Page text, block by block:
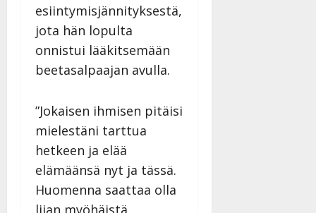
esiintymisjännityksestä,
jota hän lopulta
onnistui lääkitsemään
beetasalpaajan avulla.
”Jokaisen ihmisen pitäisi
mielestäni tarttua
hetkeen ja elää
elämäänsä nyt ja tässä.
Huomenna saattaa olla
liian myöhäistä.